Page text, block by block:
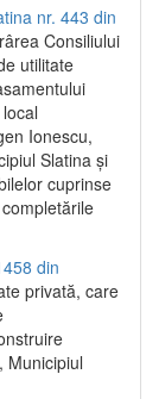
nr. 443 din
Consiliului
utilitate
Ionescu,
Slatina şi
cuprinse
din
privată, care
Municipiul